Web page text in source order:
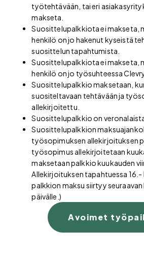
työtehtävään, tai eri
makseta.
Suosittelupalkkiota ei makseta,
henkilö on jo hakenut kyseistä
suosittelun tapahtumista.
Suosittelupalkkiota ei makseta,
henkilö on jo työsuhteessa
Suosittelupalkkio maksetaan,
suositeltavaan tehtävään ja
allekirjoitettu.
Suosittelupalkkio on
Suosittelupalkkion
työsopimuksen allekirjoituksen
työsopimus allekirjoitetaan
maksetaan palkkio kuukauden
Allekirjoituksen tapahtuessa 16.-
palkkion maksu siirtyy seuraavan
päivälle.)
Avoimet